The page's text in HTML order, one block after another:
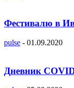
Фестивалю в
pulse - 01.09.2020
Дневник